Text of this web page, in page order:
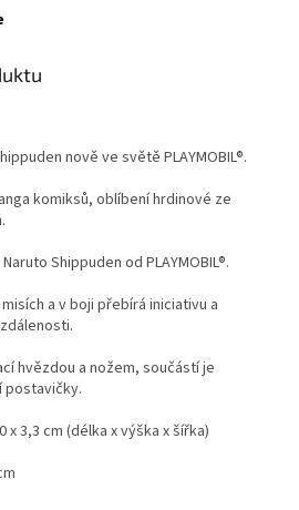
nově ve světě PLAYMOBIL®.
komiksů, oblíbení hrdinové ze
Shippuden od PLAYMOBIL®.
a v boji přebírá iniciativu a
hvězdou a nožem, součástí je
x 3,3 cm (délka x výška x šířka)